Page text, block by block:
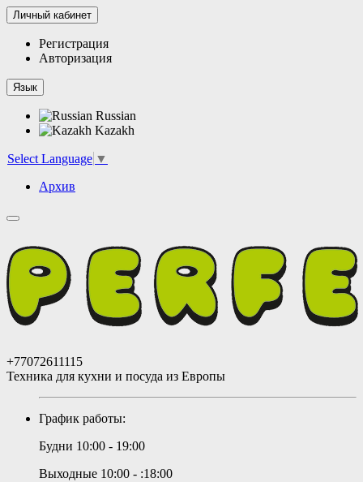
Личный кабинет
Регистрация
Авторизация
Язык
Russian
Kazakh
Select Language ▼
Архив
+77072611115
Техника для кухни и посуда из Европы
График работы:
Будни 10:00 - 19:00
Выходные 10:00 - :18:00